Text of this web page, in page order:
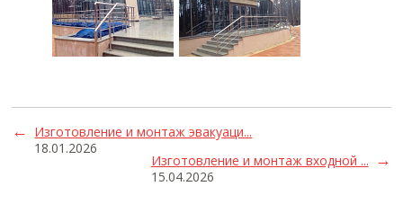
Изготовление и монтаж эвакуаци...
18.01.2026
Изготовление и монтаж входной ...
15.04.2026